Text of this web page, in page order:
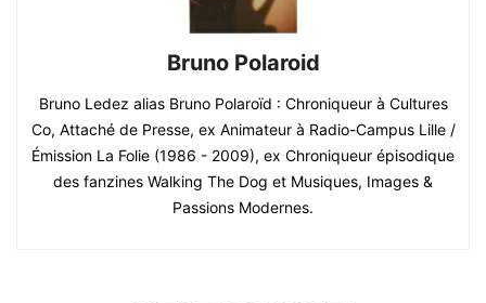
Bruno Polaroid
Bruno Ledez alias Bruno Polaroïd : Chroniqueur à Cultures
Co, Attaché de Presse, ex Animateur à Radio-Campus Lille /
Émission La Folie (1986 - 2009), ex Chroniqueur épisodique
des fanzines Walking The Dog et Musiques, Images &
Passions Modernes.